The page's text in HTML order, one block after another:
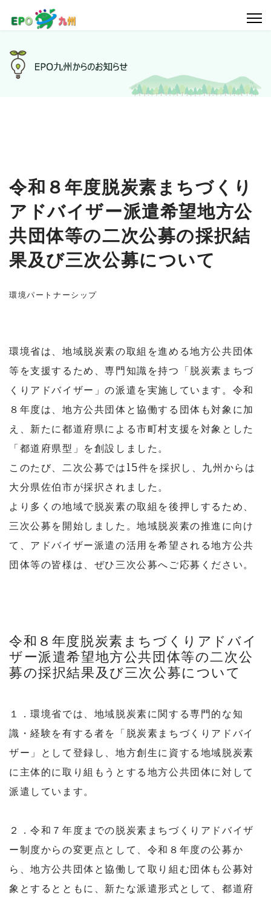
令和８年度脱炭素まちづくり
アドバイザー派遣希望地方公
共団体等の二次公募の採択結
果及び三次公募について
環境パートナーシップ
環境省は、地域脱炭素の取組を進める地方公共団体
等を支援するため、専門知識を持つ「脱炭素まちづ
くりアドバイザー」の派遣を実施しています。令和
８年度は、地方公共団体と協働する団体も対象に加
え、新たに都道府県による市町村支援を対象とした
「都道府県型」を創設しました。
このたび、二次公募では15件を採択し、九州からは
大分県佐伯市が採択されました。
より多くの地域で脱炭素の取組を後押しするため、
三次公募を開始しました。地域脱炭素の推進に向け
て、アドバイザー派遣の活用を希望される地方公共
団体等の皆様は、ぜひ三次公募へご応募ください。
令和８年度脱炭素まちづくりアドバイ
ザー派遣希望地方公共団体等の二次公
募の採択結果及び三次公募について
１．環境省では、地域脱炭素に関する専門的な知
識・経験を有する者を「脱炭素まちづくりアドバイ
ザー」として登録し、地方創生に資する地域脱炭素
に主体的に取り組もうとする地方公共団体に対して
派遣しています。
２．令和７年度までの脱炭素まちづくりアドバイザ
ー制度からの変更点として、令和８年度の公募か
ら、地方公共団体と協働して取り組む団体も公募対
象とするとともに、新たな派遣形式として、都道府